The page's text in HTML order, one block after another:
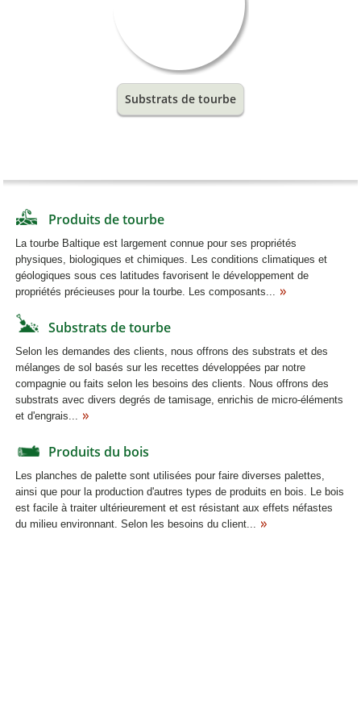
Substrats de tourbe
Produits de tourbe
La tourbe Baltique est largement connue pour ses propriétés
physiques, biologiques et chimiques. Les conditions climatiques et
géologiques sous ces latitudes favorisent le développement de
propriétés précieuses pour la tourbe. Les composants...
Substrats de tourbe
Selon les demandes des clients, nous offrons des substrats et des
mélanges de sol basés sur les recettes développées par notre
compagnie ou faits selon les besoins des clients. Nous offrons des
substrats avec divers degrés de tamisage, enrichis de micro-éléments
et d'engrais...
Produits du bois
Les planches de palette sont utilisées pour faire diverses palettes,
ainsi que pour la production d'autres types de produits en bois. Le bois
est facile à traiter ultérieurement et est résistant aux effets néfastes
du milieu environnant. Selon les besoins du client...